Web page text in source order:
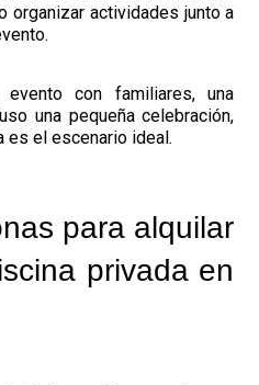
organizar actividades junto a
con familiares, una
una pequeña celebración,
es el escenario ideal.
para alquilar
privada en